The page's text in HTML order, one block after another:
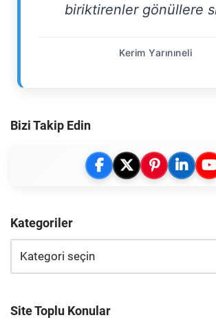
biriktirenler gönüllere
Kerim Yarınıneli
Bizi Takip Edin
Kategoriler
Site Toplu Konular